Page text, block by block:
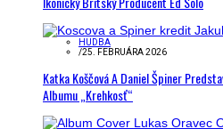
HUDBA
/25. FEBRUÁRA 2026
Katka Koščová A Daniel Špiner
Albumu „Krehkosť“